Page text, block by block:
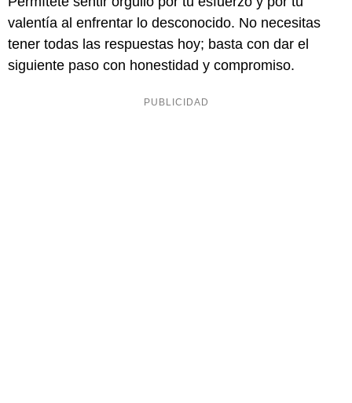
valentía al enfrentar lo desconocido. No necesitas
tener todas las respuestas hoy; basta con dar el
siguiente paso con honestidad y compromiso.